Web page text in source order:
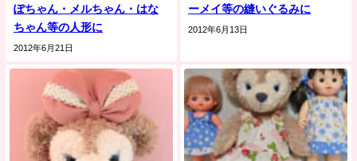
ぽちゃん・メルちゃん・はな
ちゃん等の人形に
2012年6月21日
ーメイ等の縫いぐるみに
2012年6月13日